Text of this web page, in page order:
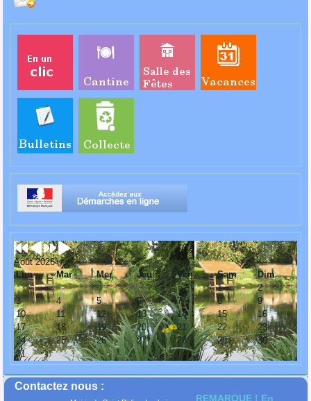
Août 2026
Lun
Mar Mer Jeu Ven Sam
Dim
1
2
3
4 5 6 7 8
9
10
11 12 13 14 15
16
17
18 19 20 21 22
23
24
25 26 27 28 29
30
31
Contactez nous :
REMARQUE ! En